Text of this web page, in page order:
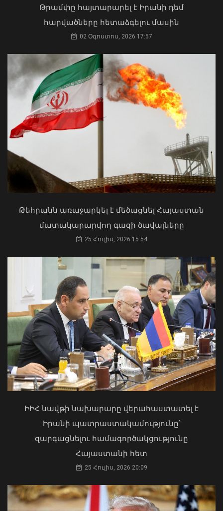
Փոխվարչապետ Տիգրան
Խաչատրյանը մասնակցել է
Շինարարի օրվան նվիրված
միջոցառմանը
07 Օգոստոս, 2026 21:53
Վայոց ձորի քրեական ոստիկանները
դանակահարության դեպք են
բացահայտել․ կատարվում է
նախաքննություն
07 Օգոստոս, 2026 21:30
Արթուր Խուդինյանը նշանակվել է ՓԾ
տնօրենի տեղակալ․ Արամ
Արտաշատում 14 մարդ թունավորման
ախտանիշներով դիմել է ԲԿ. ՀՎԿԱԿ
02 Օգոստոս, 2026 15:06
Ուկրաինայի Գերագույն Ռադայի
նախագահը շնորհավորել է ՀՀ ԱԺ
նախագահին
04 Օգոստոս, 2026 17:41
Թրամփը հայտարարել է Իրանի դեմ
հարվածները հետաձգելու մասին
02 Օգոստոս, 2026 17:57
Թեհրանն առաջարկել է մեծացնել Հայաստան
մատակարարվող գազի ծավալները
25 Հուլիս, 2026 15:54
ԻԻՀ նավթի նախարարը վերահաստատել է
Իրանի պատրաստակամությունը՝
զարգացնելու համագործակցությունը
Հայաստանի հետ
25 Հուլիս, 2026 20:09